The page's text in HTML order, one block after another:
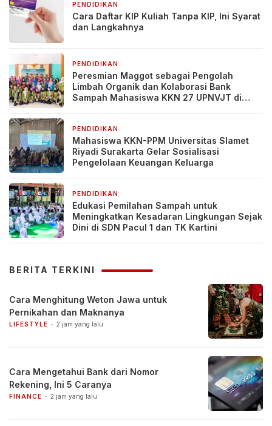
PENDIDIKAN
Cara Daftar KIP Kuliah Tanpa KIP, Ini Syarat
dan Langkahnya
PENDIDIKAN
Peresmian Maggot sebagai Pengolah
Limbah Organik dan Kolaborasi Bank
Sampah Mahasiswa KKN 27 UPNVJT di
PENDIDIKAN
Mahasiswa KKN-PPM Universitas Slamet
Riyadi Surakarta Gelar Sosialisasi
Pengelolaan Keuangan Keluarga
PENDIDIKAN
Edukasi Pemilahan Sampah untuk
Meningkatkan Kesadaran Lingkungan Sejak
Dini di SDN Pacul 1 dan TK Kartini
BERITA TERKINI
Cara Menghitung Weton Jawa untuk
Pernikahan dan Maknanya
LIFESTYLE 2 jam yang lalu
Cara Mengetahui Bank dari Nomor
Rekening, Ini 5 Caranya
FINANCE 2 jam yang lalu